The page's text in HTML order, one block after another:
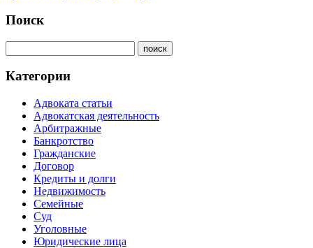
Поиск
Категории
Адвоката статьи
Адвокатская деятельность
Арбитражные
Банкротство
Гражданские
Договор
Кредиты и долги
Недвижимость
Семейные
Суд
Уголовные
Юридические лица